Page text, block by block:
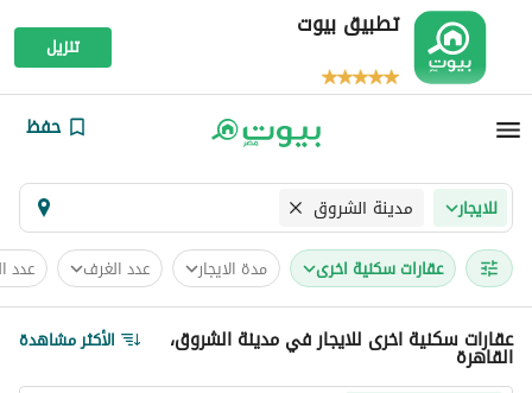
تطبيق بيوت
تنزيل
حفظ
للايجار مدينة الشروق
عقارات سكنية اخرى مدة الايجار عدد الغرف عدد
عقارات سكنية اخرى للايجار في مدينة الشروق،
القاهرة الأكثر مشاهدة